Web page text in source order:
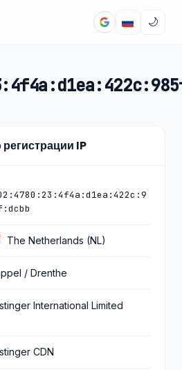
🌙
IP
The Netherlands (NL)
/ Drenthe
International Limited
CDN